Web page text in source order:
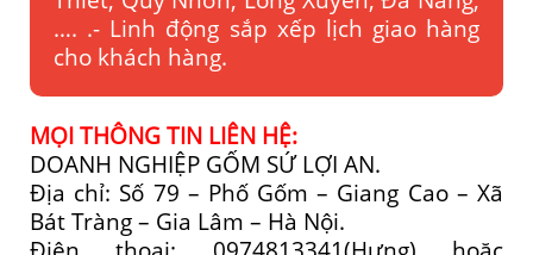
…. .- Linh động sắp xếp lịch giao hàng
cho khách hàng.
MỌI THÔNG TIN LIÊN HỆ:
DOANH NGHIỆP GỐM SỨ LỢI AN.
Địa chỉ: Số 79 – Phố Gốm – Giang Cao – Xã
Bát Tràng – Gia Lâm – Hà Nội.